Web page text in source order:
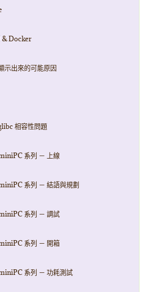
Docker
示出來的可能原因
相容性問題
系列 － 上線
系列 － 結語與規劃
系列 － 調試
系列 － 開箱
系列 － 功耗測試